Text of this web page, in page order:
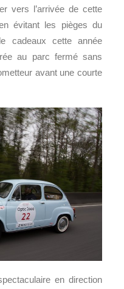
vers l’arrivée de cette
évitant les pièges du
cadeaux cette année
au parc fermé sans
avant une courte
en direction